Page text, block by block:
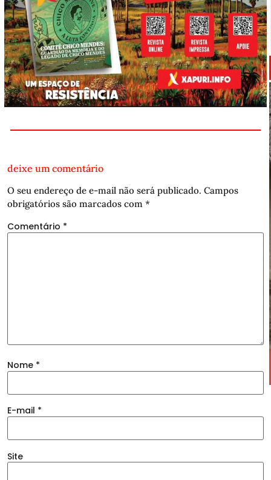
deixe um comentário
O seu endereço de e-mail não será publicado. Campos
obrigatórios são marcados com *
Comentário *
Nome *
E-mail *
Site